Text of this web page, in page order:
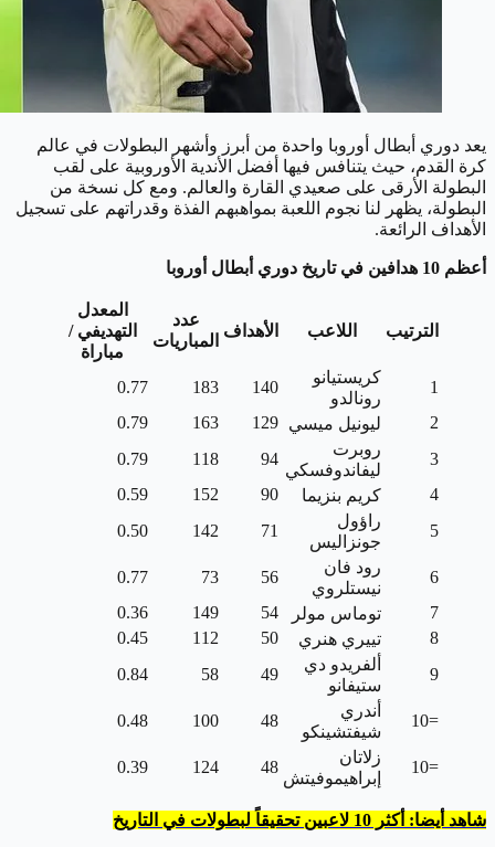
يعد دوري أبطال أوروبا واحدة من أبرز وأشهر البطولات في عالم
كرة القدم، حيث يتنافس فيها أفضل الأندية الأوروبية على لقب
البطولة الأرقى على صعيدي القارة والعالم. ومع كل نسخة من
البطولة، يظهر لنا نجوم اللعبة بمواهبهم الفذة وقدراتهم على تسجيل
الأهداف الرائعة.
أعظم 10 هدافين في تاريخ دوري أبطال أوروبا
الترتيب اللاعب الأهداف
عدد
المباريات
المعدل
التهديفي /
مباراة
1
كريستيانو
رونالدو
140
183
0.77
2
ليونيل ميسي 129
163
0.79
3
روبرت
ليفاندوفسكي
94
118
0.79
4
كريم بنزيما 90
152
0.59
5
راؤول
جونزاليس
71
142
0.50
6
رود فان
نيستلروي
56
73
0.77
7
توماس مولر 54
149
0.36
8
تييري هنري 50
112
0.45
9
ألفريدو دي
ستيفانو
49
58
0.84
=10
أندري
شيفتشينكو
48
100
0.48
=10
زلاتان
إبراهيموفيتش
48
124
0.39
شاهد أيضا: أكثر 10 لاعبين تحقيقاً لبطولات في التاريخ